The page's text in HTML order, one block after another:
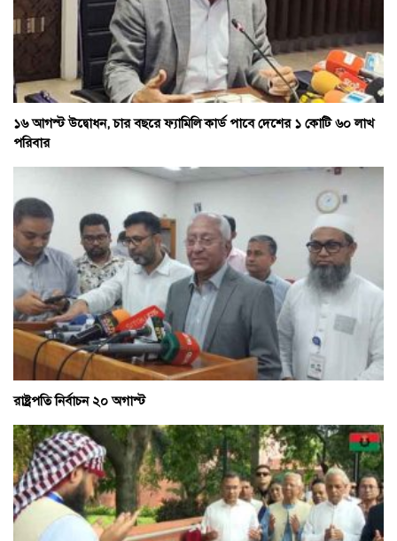
১৬ আগস্ট উদ্বোধন, চার বছরে ফ্যামিলি কার্ড পাবে দেশের ১ কোটি ৬০ লাখ
পরিবার
রাষ্ট্রপতি নির্বাচন ২০ অগাস্ট